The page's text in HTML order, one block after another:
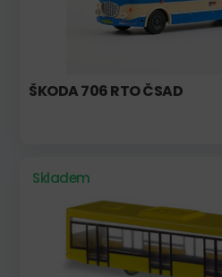
ŠKODA 706 RTO ČSAD
Skladem